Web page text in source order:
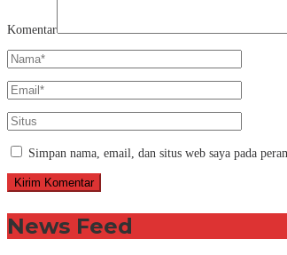
Komentar
Simpan nama, email, dan situs web saya pada
News Feed